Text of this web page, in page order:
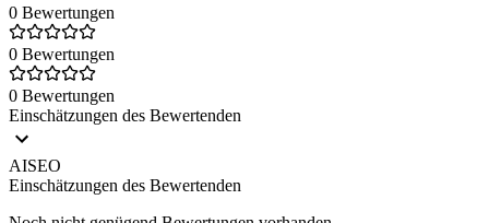
0 Bewertungen
0 Bewertungen
0 Bewertungen
Einschätzungen des Bewertenden
AISEO
Einschätzungen des Bewertenden